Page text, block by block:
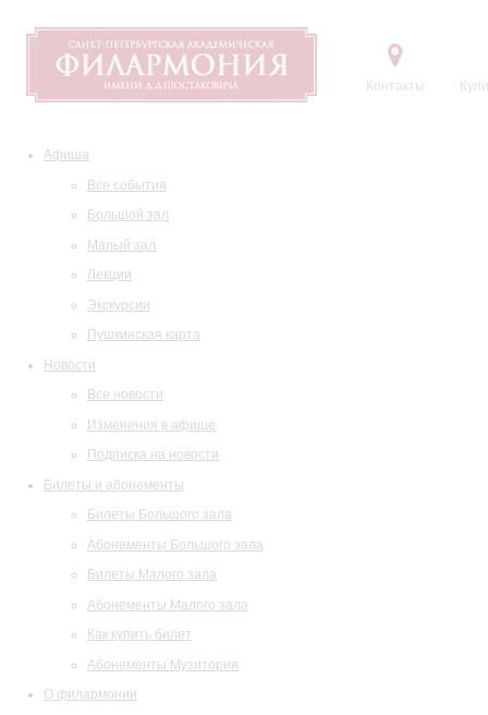
Контакты
Афиша
Все события
Большой зал
Малый зал
Лекции
Экскурсии
Пушкинская карта
Новости
Все новости
Изменения в афише
Подписка на новости
Билеты и абонементы
Билеты Большого зала
Абонементы Большого зала
Билеты Малого зала
Абонементы Малого зала
Как купить билет
Абонементы Музитория
О филармонии